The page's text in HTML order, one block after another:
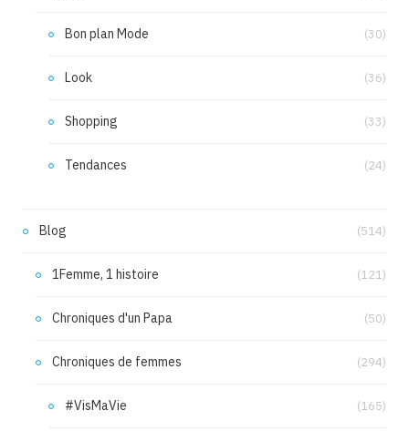
Bon plan Mode (30)
Look (36)
Shopping (33)
Tendances (24)
Blog (514)
1Femme, 1 histoire (121)
Chroniques d'un Papa (50)
Chroniques de femmes (294)
#VisMaVie (165)